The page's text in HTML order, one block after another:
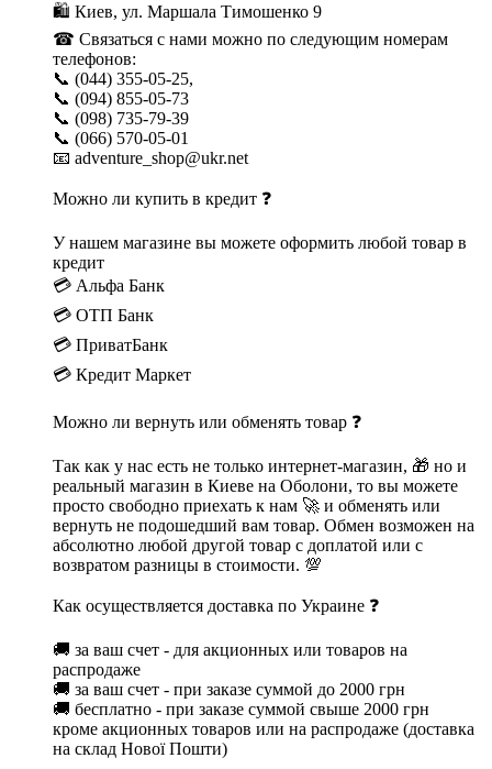
🛍 Киев, ул. Маршала Тимошенко 9
☎ Связаться с нами можно по следующим номерам
телефонов:
📞 (044) 355-05-25,
📞 (094) 855-05-73
📞 (098) 735-79-39
📞 (066) 570-05-01
📧 adventure_shop@ukr.net
Можно ли купить в кредит ❓
У нашем магазине вы можете оформить любой товар в
кредит
💳 Альфа Банк
💳 ОТП Банк
💳 ПриватБанк
💳 Кредит Маркет
Можно ли вернуть или обменять товар ❓
Так как у нас есть не только интернет-магазин, 🎁 но и
реальный магазин в Киеве на Оболони, то вы можете
просто свободно приехать к нам 🚀 и обменять или
вернуть не подошедший вам товар. Обмен возможен на
абсолютно любой другой товар с доплатой или с
возвратом разницы в стоимости. 💯
Как осуществляется доставка по Украине ❓
🚚 за ваш счет - для акционных или товаров на
распродаже
🚚 за ваш счет - при заказе суммой до 2000 грн
🚚 бесплатно - при заказе суммой свыше 2000 грн
кроме акционных товаров или на распродаже (доставка
на склад Нової Пошти)